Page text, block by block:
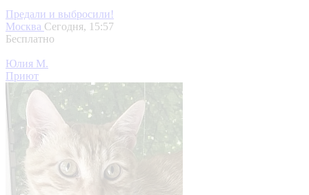
Предали и выбросили!
Москва Сегодня, 15:57
Бесплатно
Юлия М.
Приют